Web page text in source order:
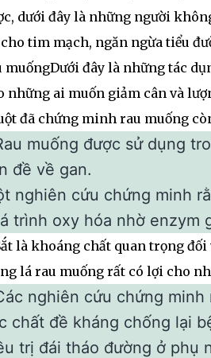
dưới đây là những người
tim mạch, ngăn ngừa tiểu
muốngDưới đây là những tác
những ai muốn giảm cân và
đã chứng minh rau muống
muống được sử dụng
đề về gan.
nghiên cứu chứng minh
trình oxy hóa nhờ enzym
là khoáng chất quan trọng đối
lá rau muống rất có lợi cho
nghiên cứu chứng
chất đề kháng chống lại
trị đái tháo đường ở phụ